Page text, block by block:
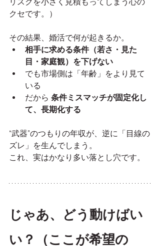
クセです。）
その結果、婚活で何が起きるか。
相手に求める条件（若さ・見た
目・家庭観）を下げない
でも市場側は「年齢」をより見て
いる
だから 条件ミスマッチが固定化し
て、長期化する
“武器”のつもりの年収が、逆に「目線の
ズレ」を生んでしまう。
これ、実はかなり多い落とし穴です。
じゃあ、どう動けばい
い？（ここが希望の